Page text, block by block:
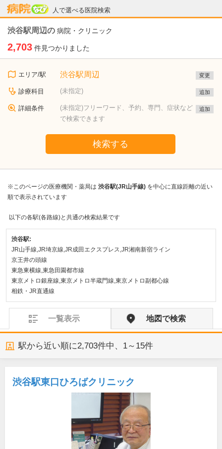
人で選べる医院検索
病院なび
渋谷駅周辺の 病院・クリニック
2,703 件見つかりました
エリア/駅 渋谷駅周辺 変更
診療科目 (未指定) 追加
詳細条件
(未指定)フリーワード、予約、専門、症状など
で検索できます
追加
検索する
※このページの医療機関・薬局は 渋谷駅(JR山手線) を中心に直線距離の近い
順で表示されています
以下の各駅(各路線)と共通の検索結果です
渋谷駅:
JR山手線,JR埼京線,JR成田エクスプレス,JR湘南新宿ライン
京王井の頭線
東急東横線,東急田園都市線
東京メトロ銀座線,東京メトロ半蔵門線,東京メトロ副都心線
相鉄・JR直通線
一覧表示 地図で検索
駅から近い順に2,703件中、 1～15件
渋谷駅東口ひろばクリニック